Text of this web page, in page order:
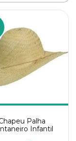
Palha
Infantil